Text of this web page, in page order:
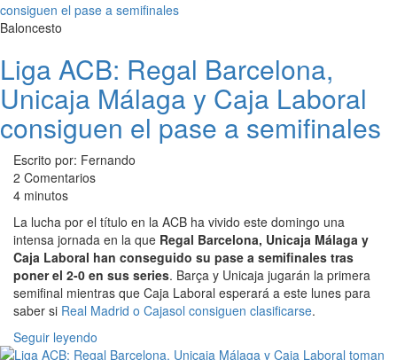
Baloncesto
Liga ACB: Regal Barcelona,
Unicaja Málaga y Caja Laboral
consiguen el pase a semifinales
Escrito por: Fernando
2 Comentarios
4 minutos
La lucha por el título en la ACB ha vivido este domingo una
intensa jornada en la que Regal Barcelona, Unicaja Málaga y
Caja Laboral han conseguido su pase a semifinales tras
poner el 2-0 en sus series. Barça y Unicaja jugarán la primera
semifinal mientras que Caja Laboral esperará a este lunes para
saber si Real Madrid o Cajasol consiguen clasificarse.
Seguir leyendo